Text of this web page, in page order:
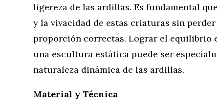
ligereza de las ardillas. Es fundamental
y la vivacidad de estas criaturas sin
proporción correctas. Lograr el equilibrio
una escultura estática puede ser
naturaleza dinámica de las ardillas.
Material y Técnica